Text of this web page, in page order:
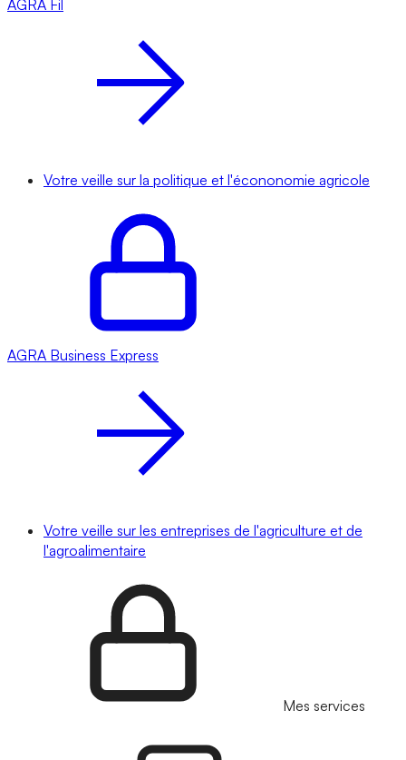
AGRA Fil
Votre veille sur la politique et l'écononomie agricole
AGRA Business Express
Votre veille sur les entreprises de l'agriculture et de
l'agroalimentaire
Mes services